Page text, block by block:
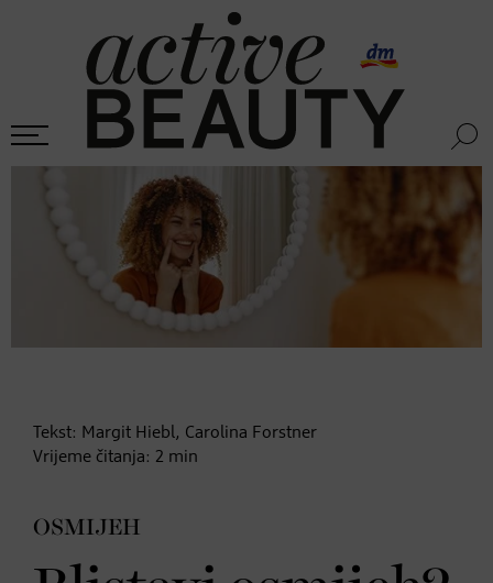
Tekst: Margit Hiebl, Carolina Forstner
Vrijeme čitanja: 2 min
OSMIJEH